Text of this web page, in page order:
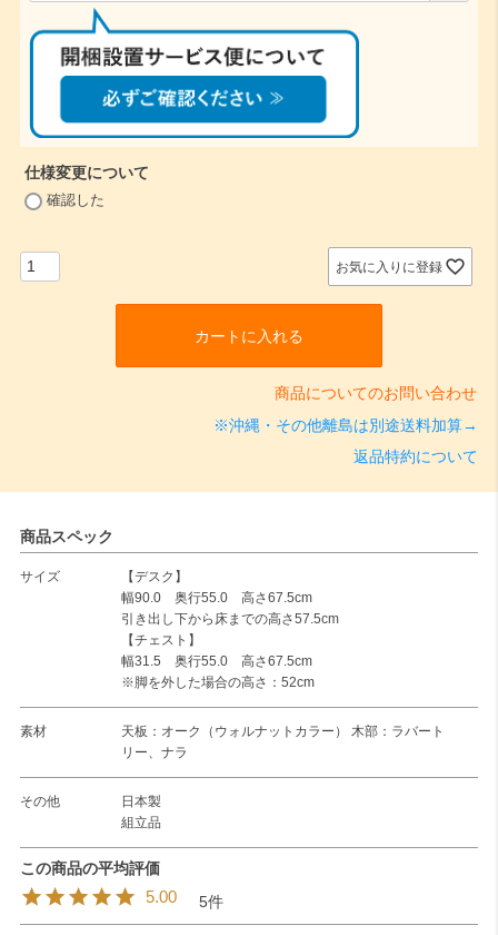
仕様変更について
確認した
お気に入りに登録
カートに入れる
商品についてのお問い合わせ
※沖縄・その他離島は別途送料加算→
返品特約について
商品スペック
サイズ
【デスク】
幅90.0 奥行55.0 高さ67.5cm
引き出し下から床までの高さ57.5cm
【チェスト】
幅31.5 奥行55.0 高さ67.5cm
※脚を外した場合の高さ：52cm
素材
天板：オーク（ウォルナットカラー） 木部：ラバート
リー、ナラ
その他
日本製
組立品
5.00 5